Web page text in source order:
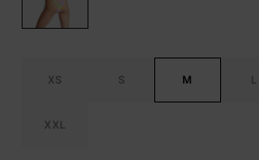
XS S M L
XXL